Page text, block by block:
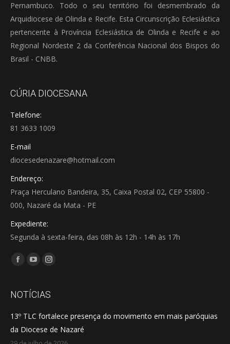
Pernambuco. Todo o seu território foi desmembrado da
Arquidiocese de Olinda e Recife. Esta Circunscrição Eclesiástica
pertencente à Província Eclesiástica de Olinda e Recife e ao
Regional Nordeste 2 da Conferência Nacional dos Bispos do
Brasil - CNBB.
CÚRIA DIOCESANA
Telefone:
81 3633 1009
E-mail
diocesedenazare@hotmail.com
Endereço:
Praça Herculano Bandeira, 35, Caixa Postal 02, CEP 55800 -
000, Nazaré da Mata - PE
Expediente:
Segunda à sexta-feira, das 08h às 12h - 14h às 17h
Encontre-nos em:
Facebook
opens
new
window
YouTube
opens
new
window
Instagram
opens
new
window
NOTÍCIAS
13º TLC fortalece presença do movimento em mais paróquias
da Diocese de Nazaré